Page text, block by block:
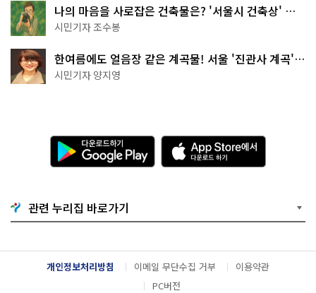
나의 마음을 사로잡은 건축물은? '서울시 건축상' 수
상작 공개!
시민기자 조수봉
한여름에도 얼음장 같은 계곡물! 서울 '진관사 계곡'이
천국이네~
시민기자 양지영
다
운
로
기
G
o
g
l
e
A
p
p
e
서
다
운
관련 누리집 바로가기
개인정보처리방침 이메일 무단수집 거부
이용약관
PC버전